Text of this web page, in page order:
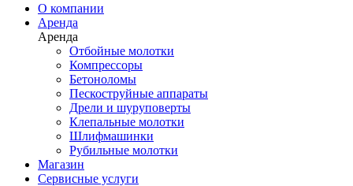
О компании
Аренда
Аренда
Отбойные молотки
Компрессоры
Бетоноломы
Пескоструйные аппараты
Дрели и шуруповерты
Клепальные молотки
Шлифмашинки
Рубильные молотки
Магазин
Сервисные услуги